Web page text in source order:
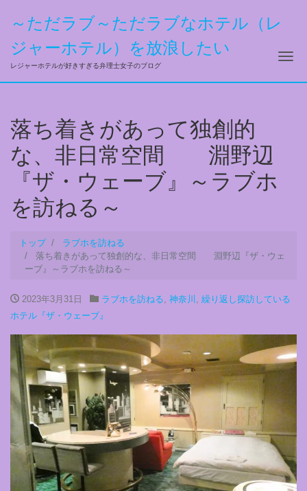
～ただラブ～ただラブなホテル（レ
ジャーホテル）を放浪したい
レジャーホテルが好きすぎる弁理士女子のブログ ナ
落ち着きがあって独創的
な、非日常空間 淵野辺
『ザ・ウェーブ』～ラブホ
を訪ねる～
トップ
ラブホを訪ねる
落ち着きがあって独創的な、非日常空間 淵野辺『ザ・ウェ
ーブ』～ラブホを訪ねる～
2023年3月31日 ラブホを訪ねる, 神奈川 , 繰り返し探訪している
ホテル『ザ・ウェーブ』